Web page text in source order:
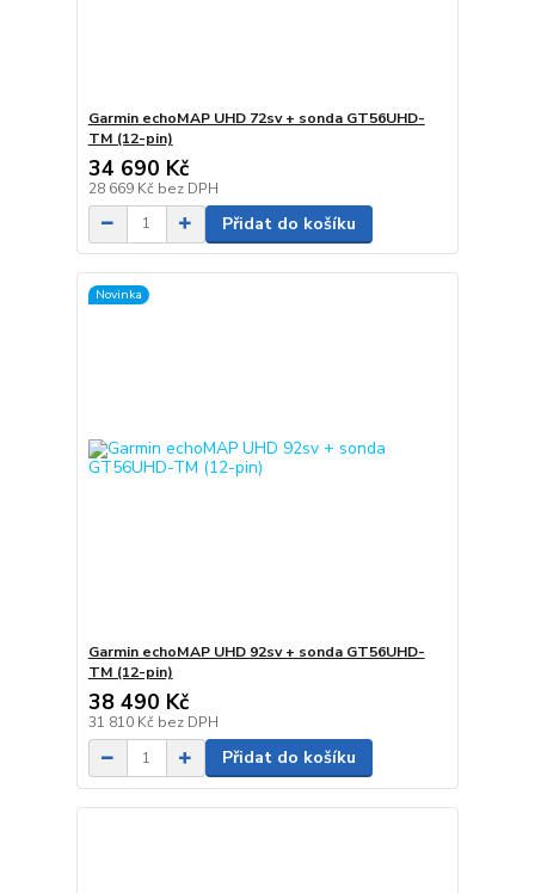
Garmin echoMAP UHD 72sv + sonda GT56UHD-
TM (12-pin)
34 690 Kč
28 669 Kč bez DPH
Přidat do košíku
Novinka
Garmin echoMAP UHD 92sv + sonda GT56UHD-
TM (12-pin)
38 490 Kč
31 810 Kč bez DPH
Přidat do košíku